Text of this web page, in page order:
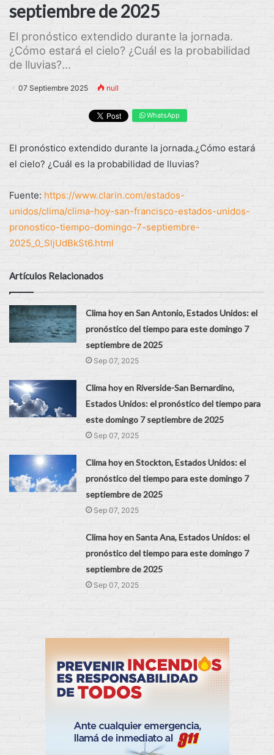
septiembre de 2025
El pronóstico extendido durante la jornada.
¿Cómo estará el cielo? ¿Cuál es la probabilidad
de lluvias?...
07 Septiembre 2025 null
WhatsApp
El pronóstico extendido durante la jornada.¿Cómo estará
el cielo? ¿Cuál es la probabilidad de lluvias?
Fuente: https://www.clarin.com/estados-
unidos/clima/clima-hoy-san-francisco-estados-unidos-
pronostico-tiempo-domingo-7-septiembre-
2025_0_SljUdBkSt6.html
Artículos Relacionados
Clima hoy en San Antonio, Estados Unidos: el
pronóstico del tiempo para este domingo 7
septiembre de 2025
Sep 07, 2025
Clima hoy en Riverside-San Bernardino,
Estados Unidos: el pronóstico del tiempo para
este domingo 7 septiembre de 2025
Sep 07, 2025
Clima hoy en Stockton, Estados Unidos: el
pronóstico del tiempo para este domingo 7
septiembre de 2025
Sep 07, 2025
Clima hoy en Santa Ana, Estados Unidos: el
pronóstico del tiempo para este domingo 7
septiembre de 2025
Sep 07, 2025